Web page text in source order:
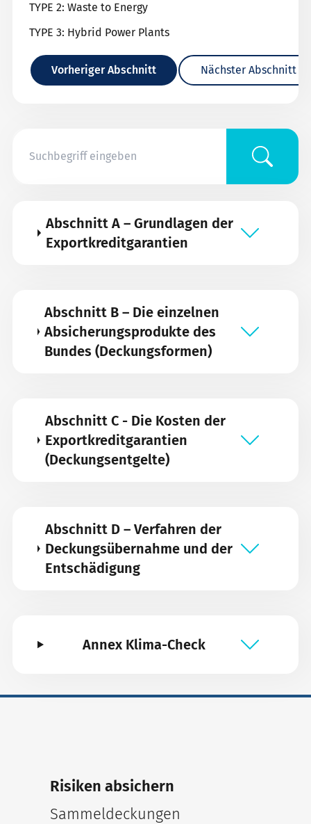
TYPE 2: Waste to Energy
TYPE 3: Hybrid Power Plants
Vorheriger Abschnitt Nächster Abschnitt
Abschnitt A – Grundlagen der
Exportkreditgarantien
Abschnitt B – Die einzelnen
Absicherungsprodukte des
Bundes (Deckungsformen)
Abschnitt C - Die Kosten der
Exportkreditgarantien
(Deckungsentgelte)
Abschnitt D – Verfahren der
Deckungsübernahme und der
Entschädigung
Annex Klima-Check
Risiken absichern
Sammeldeckungen